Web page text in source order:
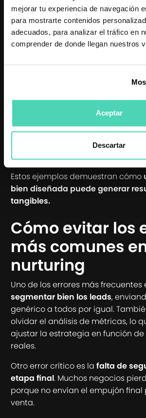
mejorar tu experiencia de navegación
para mostrarte contenidos
adecuados, para analizar el tráfico en
comprender de donde llegan nuestros
Aceptar
Descartar
las tasas de conversiónen
Uno de nuestros clientes en el
implementó un flujo
scoring y contenido segmentado
tres meses, la cantidad de leads
Otro caso fue una empresa de
utilizó la automatización para
abandonados con contenido
el producto visto. La tasa de
aumentó un 15% en el primer
Estos ejemplos demuestran cómo
bien diseñada puede generar
tangibles.
Cómo evitar los
más comunes
nurturing
Uno de los errores más frecuentes
segmentar bien los leads,
genérico a todos por igual.
olvidar el análisis de métricas, lo
ajustar la estrategia en función
reales.
Otro error crítico es lafalta de
etapa final. Muchos negocios
porque no envían el empujón
venta.